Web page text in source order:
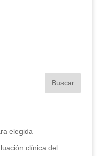
elegida
clínica del